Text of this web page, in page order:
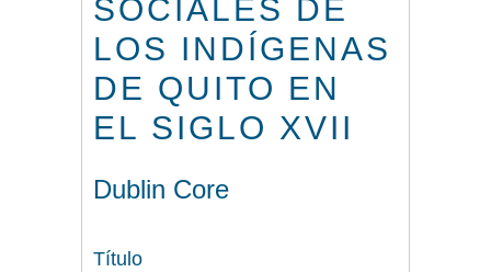
SOCIALES DE
LOS INDÍGENAS
DE QUITO EN
EL SIGLO XVII
Dublin Core
Título